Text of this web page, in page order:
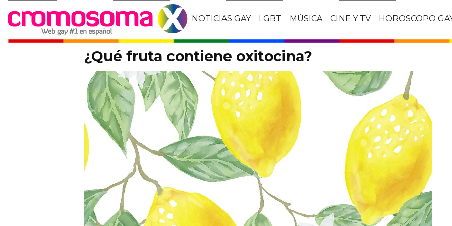
NOTICIAS GAY LGBT MÚSICA CINE Y TV HOROSCOPO
¿Qué fruta contiene oxitocina?